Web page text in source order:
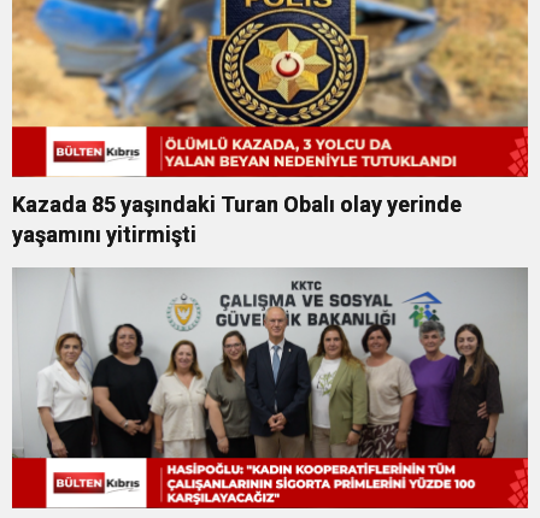
Kazada 85 yaşındaki Turan Obalı olay yerinde
yaşamını yitirmişti